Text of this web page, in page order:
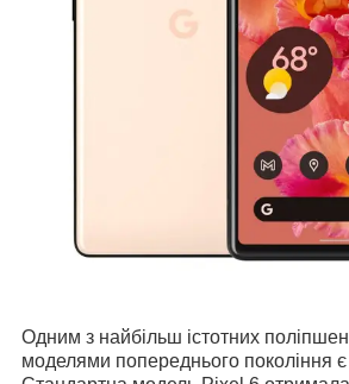
Одним з найбільш істотних
моделями попереднього покоління є